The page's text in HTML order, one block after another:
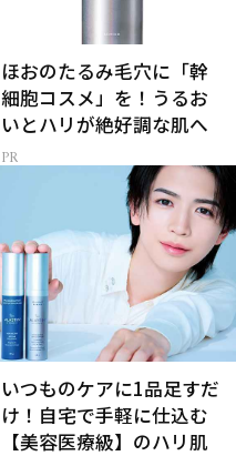
ほおのたるみ毛穴に「幹
細胞コスメ」を！うるお
いとハリが絶好調な肌へ
いつものケアに1品足すだ
け！自宅で手軽に仕込む
【美容医療級】のハリ肌